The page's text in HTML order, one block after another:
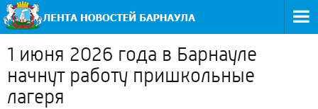
1 июня 2026 года в Барнауле
начнут работу пришкольные
лагеря